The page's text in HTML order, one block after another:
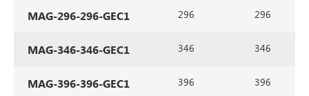
MAG-296-296-GEC1 296 296
MAG-346-346-GEC1 346 346
MAG-396-396-GEC1 396 396